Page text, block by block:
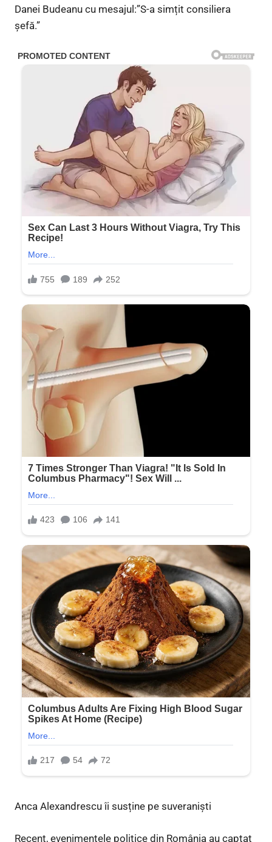
Danei Budeanu cu mesajul:”S-a simțit consiliera
șefă.”
Anca Alexandrescu îi susține pe suveraniști
Recent, evenimentele politice din România au captat